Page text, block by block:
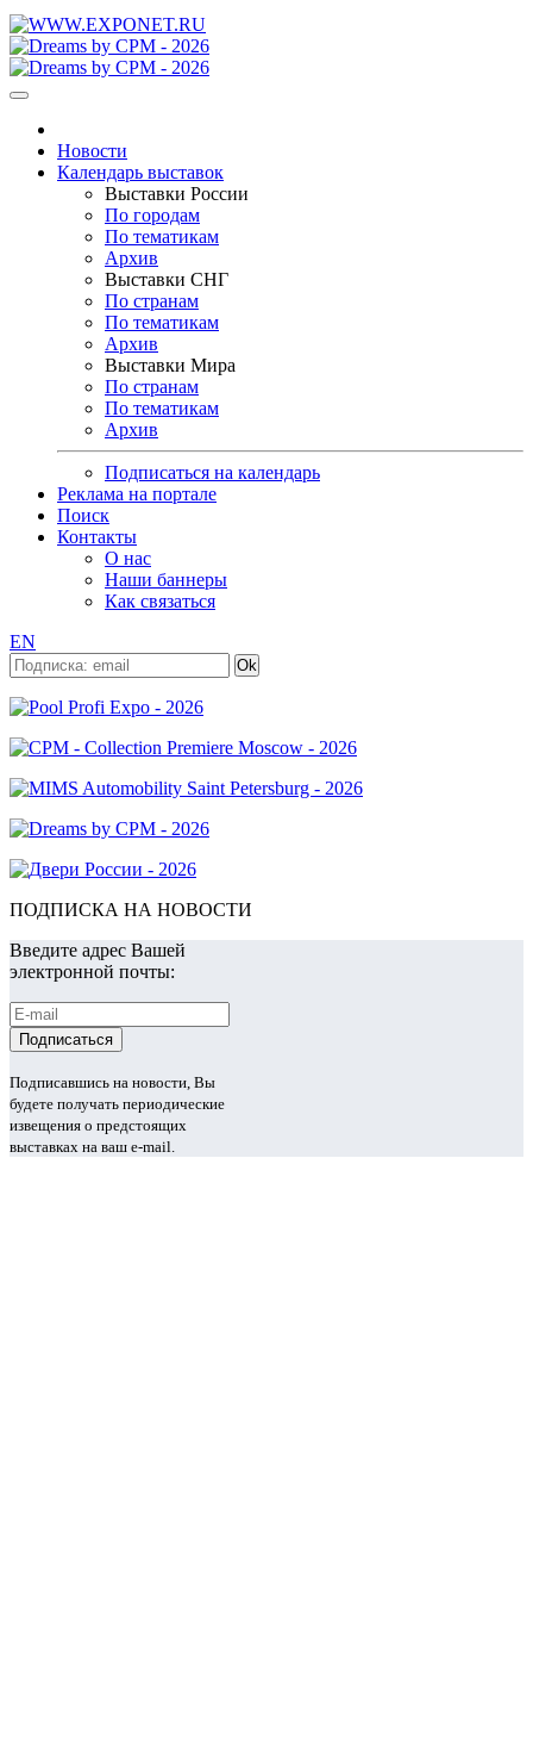
Новости
Календарь выставок
Выставки России
По городам
По тематикам
Архив
Выставки СНГ
По странам
По тематикам
Архив
Выставки Мира
По странам
По тематикам
Архив
Подписаться на календарь
Реклама на портале
Поиск
Контакты
О нас
Наши баннеры
Как связаться
EN
ПОДПИСКА НА НОВОСТИ
Введите адрес Вашей
электронной почты:
Подписавшись на новости, Вы
будете получать периодические
извещения о предстоящих
выставках на ваш e-mail.